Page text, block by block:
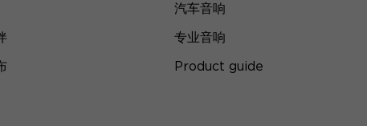
汽车音响
专业音响
Product guide